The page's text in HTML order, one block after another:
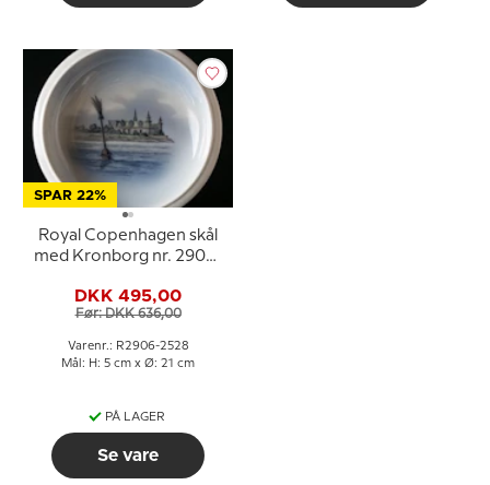
SPAR 22%
Royal Copenhagen skål
med Kronborg nr. 2906-
DKK 495,00
Før: DKK 636,00
Varenr.: R2906-2528
Mål: H: 5 cm x Ø: 21 cm
PÅ LAGER
Se vare